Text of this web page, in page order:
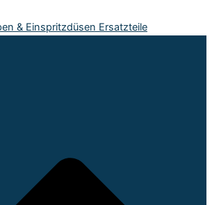
& Einspritzdüsen Ersatzteile